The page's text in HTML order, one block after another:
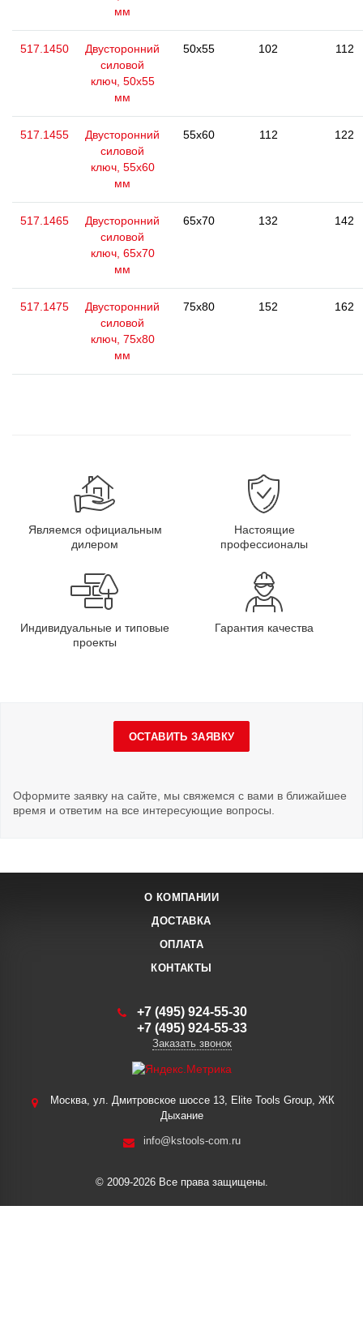
мм
517.1450
Двусторонний
силовой
ключ, 50x55
мм
50x55 102 112
517.1455
Двусторонний
силовой
ключ, 55x60
мм
55x60 112 122
517.1465
Двусторонний
силовой
ключ, 65x70
мм
65x70 132 142
517.1475
Двусторонний
силовой
ключ, 75x80
мм
75x80 152 162
Являемся официальным
дилером
Настоящие
профессионалы
Индивидуальные и типовые
проекты
Гарантия качества
ОСТАВИТЬ ЗАЯВКУ
Оформите заявку на сайте, мы свяжемся с вами в ближайшее
время и ответим на все интересующие вопросы.
О КОМПАНИИ
ДОСТАВКА
ОПЛАТА
КОНТАКТЫ
+7 (495) 924-55-30
+7 (495) 924-55-33
Заказать звонок
Москва, ул. Дмитровское шоссе 13, Elite Tools Group, ЖК
Дыхание
info@kstools-com.ru
© 2009-2026 Все права защищены.